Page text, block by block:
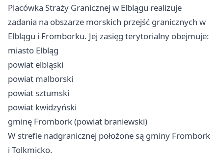
Placówka Straży Granicznej w Elblągu realizuje
zadania na obszarze morskich przejść granicznych w
Elblągu i Fromborku. Jej zasięg terytorialny obejmuje:
miasto Elbląg
powiat elbląski
powiat malborski
powiat sztumski
powiat kwidzyński
gminę Frombork (powiat braniewski)
W strefie nadgranicznej położone są gminy Frombork
i Tolkmicko.